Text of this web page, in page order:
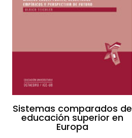
Sistemas comparados de
educación superior en
Europa